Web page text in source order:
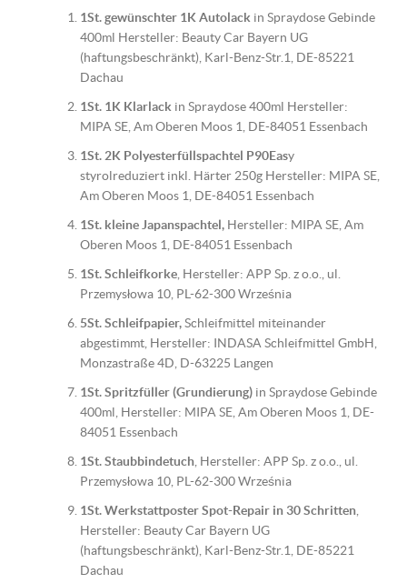
1St. gewünschter 1K Autolack in Spraydose Gebinde
400ml Hersteller: Beauty Car Bayern UG
(haftungsbeschränkt), Karl-Benz-Str.1, DE-85221
Dachau
1St. 1K Klarlack in Spraydose 400ml Hersteller:
MIPA SE, Am Oberen Moos 1, DE-84051 Essenbach
1St. 2K Polyesterfüllspachtel P90Easy
styrolreduziert inkl. Härter 250g Hersteller: MIPA SE,
Am Oberen Moos 1, DE-84051 Essenbach
1St. kleine Japanspachtel, Hersteller: MIPA SE, Am
Oberen Moos 1, DE-84051 Essenbach
1St. Schleifkorke , Hersteller: APP Sp. z o.o., ul.
Przemysłowa 10, PL-62-300 Września
5St. Schleifpapier,Schleifmittel miteinander
abgestimmt, Hersteller: INDASA Schleifmittel GmbH,
Monzastraße 4D, D-63225 Langen
1St. Spritzfüller (Grundierung) in Spraydose Gebinde
400ml, Hersteller: MIPA SE, Am Oberen Moos 1, DE-
84051 Essenbach
1St. Staubbindetuch , Hersteller: APP Sp. z o.o., ul.
Przemysłowa 10, PL-62-300 Września
1St. Werkstattposter Spot-Repair in 30 Schritten
Hersteller: Beauty Car Bayern UG
(haftungsbeschränkt), Karl-Benz-Str.1, DE-85221
Dachau